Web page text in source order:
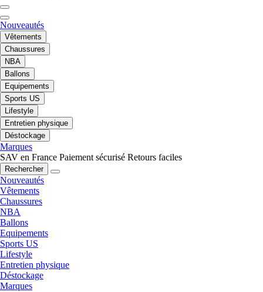
Nouveautés
Vêtements
Chaussures
NBA
Ballons
Equipements
Sports US
Lifestyle
Entretien physique
Déstockage
Marques
SAV en France Paiement sécurisé Retours faciles
Rechercher
Nouveautés
Vêtements
Chaussures
NBA
Ballons
Equipements
Sports US
Lifestyle
Entretien physique
Déstockage
Marques